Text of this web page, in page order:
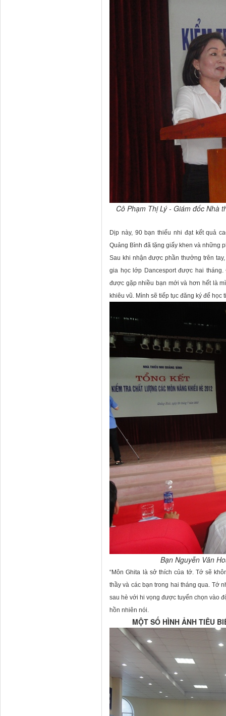
Cô Phạm Thị Lý - Giám đốc Nhà
Dịp này, 90 bạn thiếu nhi đạt kết quả
Quảng Bình đã tặng giấy khen và những
Sau khi nhận được phần thưởng trên
gia học lớp Dancesport được hai
được gặp nhiều bạn mới và hơn hết là
khiêu vũ. Mình sẽ tiếp tục đăng ký để học
Bạn Nguyễn Văn
“Môn Ghita là sở thích của tớ. Tớ sẽ
thầy và các bạn trong hai tháng qua. Tớ
sau hè với hi vọng được tuyển chọn vào
hồn nhiên nói.
MỘT SỐ HÌNH ẢNH TIÊU